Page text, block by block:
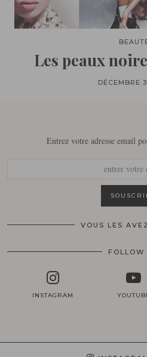
Les peaux
DÉCEMBRE
Entrez votre adresse email
VOUS LES
FOLLOW
INSTAGRAM